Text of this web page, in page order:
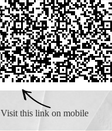
Visit this link on mobile